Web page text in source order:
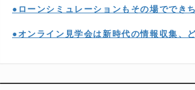
●ローンシミュレーションもその場ででき
●オンライン見学会は新時代の情報収集、